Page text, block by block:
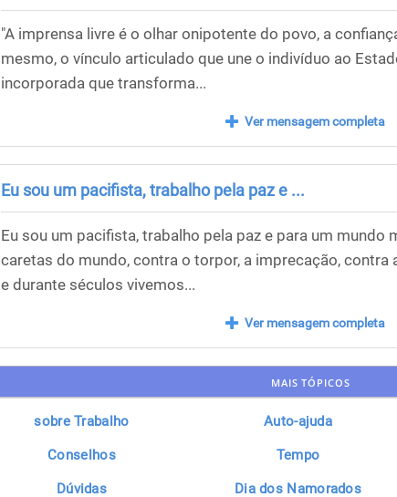
"A imprensa livre é o olhar onipotente do povo, a
mesmo, o vínculo articulado que une o indivíduo ao
incorporada que transforma...
Ver mensagem completa
Eu sou um pacifista, trabalho pela paz e ...
Eu sou um pacifista, trabalho pela paz e para um mundo
caretas do mundo, contra o torpor, a imprecação, contra
e durante séculos vivemos...
Ver mensagem completa
MAIS TÓPICOS
sobre Trabalho Auto-ajuda
Conselhos Tempo
Dúvidas Dia dos Namorados